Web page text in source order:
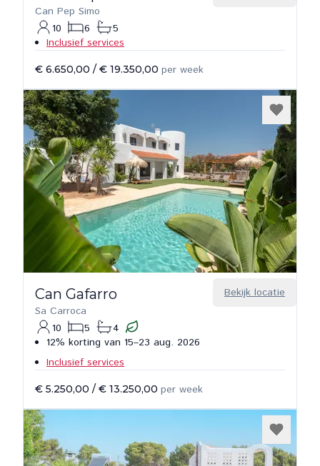
Can Pep Simo
10
6
5
Inclusief services
€ 6.650,00 / € 19.350,00 per week
Bekijk locatie
Can Gafarro
Sa Carroca
10
5
4
12% korting van 15–23 aug. 2026
Inclusief services
€ 5.250,00 / € 13.250,00 per week